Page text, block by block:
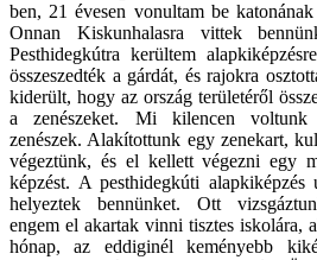
ben, 21 évesen vonultam be katonának
Onnan Kiskunhalasra vittek
Pesthidegkútra kerültem
összeszedték a gárdát, és rajokra
kiderült, hogy az ország területéről
a zenészeket. Mi kilencen
zenészek. Alakítottunk egy zenekart,
végeztünk, és el kellett végezni egy
képzést. A pesthidegkúti alapkiképzés
helyeztek bennünket. Ott
engem el akartak vinni tisztes iskolára,
hónap, az eddiginél keményebb